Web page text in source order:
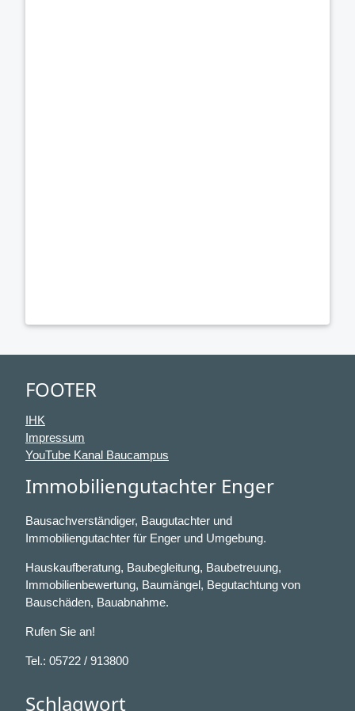
FOOTER
IHK
Impressum
YouTube Kanal Baucampus
Immobiliengutachter Enger
Bausachverständiger, Baugutachter und
Immobiliengutachter für Enger und Umgebung.
Hauskaufberatung, Baubegleitung, Baubetreuung,
Immobilienbewertung, Baumängel, Begutachtung von
Bauschäden, Bauabnahme.
Rufen Sie an!
Tel.: 05722 / 913800
Schlagwort